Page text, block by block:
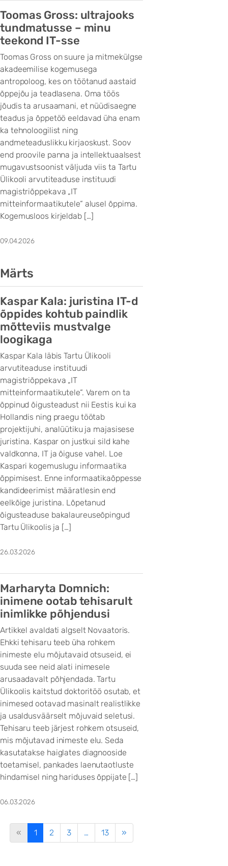
Toomas Gross: ultrajooks
tundmatusse – minu
teekond IT-sse
Toomas Gross on suure ja mitmekülgse
akadeemilise kogemusega
antropoloog, kes on töötanud aastaid
õppejõu ja teadlasena. Oma töös
jõudis ta arusaamani, et nüüdisaegne
teadus ja õppetöö eeldavad üha enam
ka tehnoloogilist ning
andmeteaduslikku kirjaoskust. Soov
end proovile panna ja intellektuaalsest
mugavustsoonist väljuda viis ta Tartu
Ülikooli arvutiteaduse instituudi
magistriõppekava „IT
mitteinformaatikutele“ alusel õppima.
Kogemusloos kirjeldab […]
09.04.2026
Märts
Kaspar Kala: juristina IT-d
õppides kohtub paindlik
mõtteviis mustvalge
loogikaga
Kaspar Kala läbis Tartu Ülikooli
arvutiteaduse instituudi
magistriõppekava „IT
mitteinformaatikutele“. Varem on ta
õppinud õigusteadust nii Eestis kui ka
Hollandis ning praegu töötab
projektijuhi, analüütiku ja majasisese
juristina. Kaspar on justkui sild kahe
valdkonna, IT ja õiguse vahel. Loe
Kaspari kogemuslugu informaatika
õppimisest. Enne informaatikaõppesse
kandideerimist määratlesin end
eelkõige juristina. Lõpetanud
õigusteaduse bakalaureuseõpingud
Tartu Ülikoolis ja […]
26.03.2026
Marharyta Domnich:
inimene ootab tehisarult
inimlikke põhjendusi
Artikkel avaldati algselt Novaatoris.
Ehkki tehisaru teeb üha rohkem
inimeste elu mõjutavaid otsuseid, ei
suuda see neid alati inimesele
arusaadavalt põhjendada. Tartu
Ülikoolis kaitstud doktoritöö osutab, et
inimesed ootavad masinalt realistlikke
ja usaldusväärselt mõjuvaid seletusi.
Tehisaru teeb järjest rohkem otsuseid,
mis mõjutavad inimeste elu. Seda
kasutatakse haiglates diagnooside
toetamisel, pankades laenutaotluste
hindamisel ning hariduses õppijate […]
06.03.2026
« 1 2 3 … 13 »